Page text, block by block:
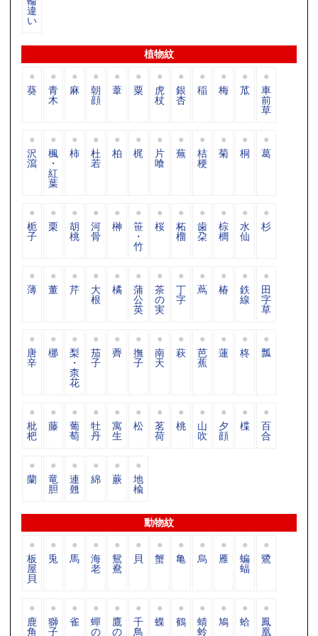
違
い
植物紋
葵 青
木
麻 朝
顔
葦 粟 虎
杖
銀
杏
稲 梅 苽 車
前
草
沢
瀉
楓
・
紅
葉
柿 杜
若
柏 梶 片
喰
蕪 桔
梗
菊 桐 葛
栀
子
栗 胡
桃
河
骨
榊 笹
・
竹
桜 柘
榴
歯
朶
棕
櫚
水
仙
杉
薄 董 芹 大
根
橘 蒲
公
英
茶
の
実
丁
字
蔦 椿 鉄
線
田
字
草
唐
辛
梛 梨
・
柰
花
茄
子
薺 撫
子
南
天
萩 芭
蕉
蓮 柊 瓢
枇
杷
藤 葡
萄
牡
丹
寓
生
松 茗
荷
桃 山
吹
夕
顔
楪 百
合
蘭 竜
胆
連
翹
綿 蕨 地
楡
動物紋
板
屋
貝
兎 馬 海
老
鴛
鴦
貝 蟹 亀 烏 雁 蝙
蝠
鷺
鹿
角
獅
子
雀 蟬
の
鷹
の
千
鳥
蝶 鶴 蜻
蛉
鳩 蛤 鳳
凰